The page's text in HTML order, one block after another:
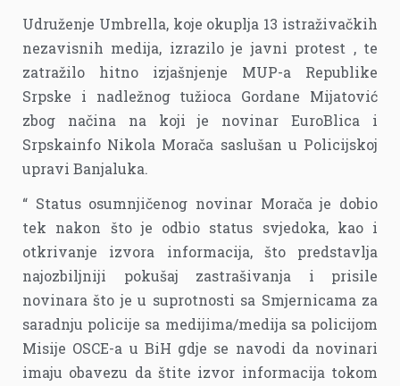
Udruženje Umbrella, koje okuplja 13 istraživačkih
nezavisnih medija, izrazilo je javni protest , te
zatražilo hitno izjašnjenje MUP-a Republike
Srpske i nadležnog tužioca Gordane Mijatović
zbog načina na koji je novinar EuroBlica i
Srpskainfo Nikola Morača saslušan u Policijskoj
upravi Banjaluka.
“ Status osumnjičenog novinar Morača je dobio
tek nakon što je odbio status svjedoka, kao i
otkrivanje izvora informacija, što predstavlja
najozbiljniji pokušaj zastrašivanja i prisile
novinara što je u suprotnosti sa Smjernicama za
saradnju policije sa medijima/medija sa policijom
Misije OSCE-a u BiH gdje se navodi da novinari
imaju obavezu da štite izvor informacija tokom